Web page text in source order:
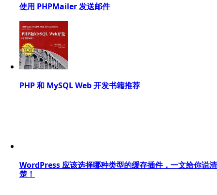
使用 PHPMailer 发送邮件
PHP 和 MySQL Web 开发书籍推荐
WordPress 应该选择哪种类型的缓存插件，一文给你说清
楚！